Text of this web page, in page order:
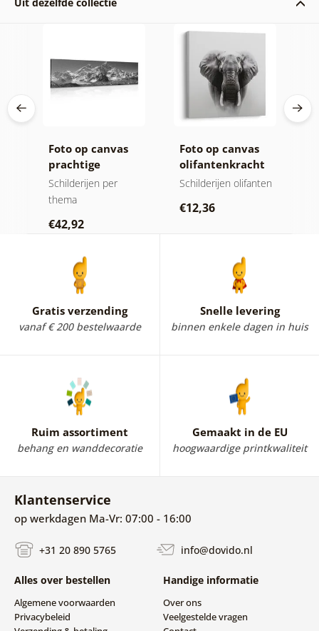
Foto op canvas
prachtige
bergtop in zwart-
wit
Schilderijen per
thema
€42,92
Foto op canvas
olifantenkracht
en rust
Schilderijen olifanten
€12,36
Gratis verzending
vanaf € 200 bestelwaarde
Snelle levering
binnen enkele dagen in huis
Ruim assortiment
behang en wanddecoratie
Gemaakt in de EU
hoogwaardige printkwaliteit
Klantenservice
op werkdagen Ma-Vr: 07:00 - 16:00
+31 20 890 5765 info@dovido.nl
Alles over bestellen
Algemene voorwaarden
Privacybeleid
Handige informatie
Over ons
Veelgestelde vragen